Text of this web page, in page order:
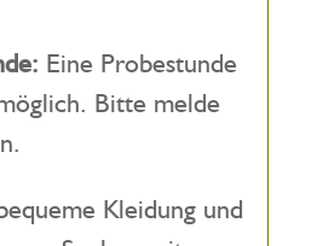
Eine Probestunde
Bitte melde
Kleidung und